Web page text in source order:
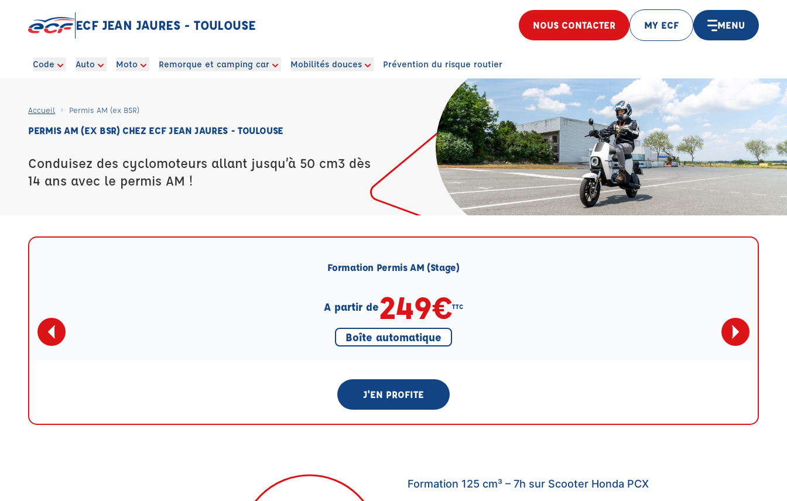
ECF JEAN JAURES - TOULOUSE NOUS CONTACTER MY ECF MENU
Code Auto Moto Remorque et camping car Mobilités douces Prévention du risque routier
Accueil Permis AM (ex BSR)
PERMIS AM (EX BSR) CHEZ ECF JEAN JAURES - TOULOUSE
Conduisez des cyclomoteurs allant jusqu’à 50 cm3 dès
14 ans avec le permis AM !
Formation Permis AM (Stage)
A partir de249€TTC
Boîte automatique
J'EN PROFITE
Formation 125 cm³ – 7h sur Scooter Honda PCX